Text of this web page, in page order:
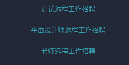
测试远程工作招聘
平面设计师远程工作招聘
老师远程工作招聘